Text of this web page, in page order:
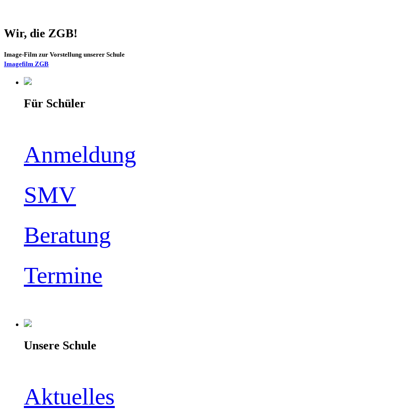
Wir, die ZGB!
Image-Film zur Vorstellung unserer Schule
Imagefilm ZGB
Für Schüler
Anmeldung
SMV
Beratung
Termine
Unsere Schule
Aktuelles